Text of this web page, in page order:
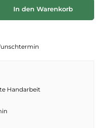
ein oder benutze die
In den Warenkorb
Handarbeit